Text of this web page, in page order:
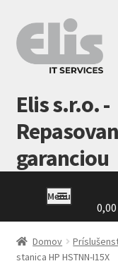
Preskočiť
na
navigáciu
Preskočiť
na
obsah
Elis s.r.o. -
garanciou
Menu
Domovská
stránka
0,00
Domov
stanica HP HSTNN-I15X